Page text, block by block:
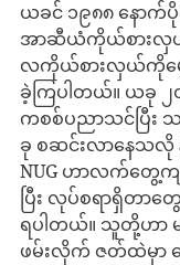
ယခင် ၁၉၈၈ နောက်ပို
အာဆီယံကိုယ်စားလှ
လကိုယ်စားလှယ်ကိုမျှ
ခဲ့ကြပါတယ်။ ယခု ၂၀
ကစစ်ပညာသင်ပြီး
ခု စဆင်းလာနေသလို
NUG ဟာလက်တွေ့က
ပြီး လုပ်စရာရှိတ
ရပါတယ်။ သူတို့ဟ
ဖမ်းလိုက် ဇတ်ထဲမှာ မျ